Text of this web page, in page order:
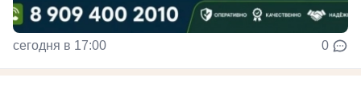
сегодня в 17:00 0